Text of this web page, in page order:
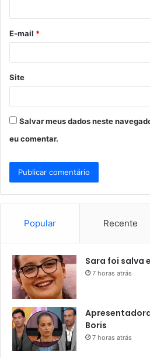
*
E-mail *
Site
Salvar meus dados neste
eu comentar.
Popular Recente
Sara foi salva
7 horas atrás
Boris
7 horas atrás